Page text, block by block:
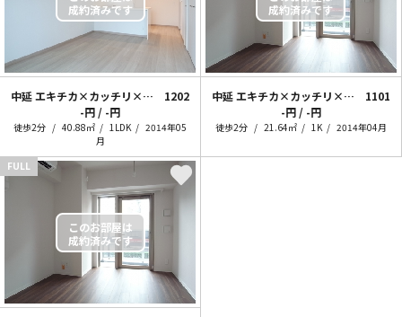
中延 エキチカ×カッチリ×キレイメ
1202
-円 / -円
徒歩2分 40.88㎡ 1LDK
2014年05
月
中延 エキチカ×カッチリ×キレイメ1K
1101
-円 / -円
徒歩2分 21.64㎡ 1K 2014年04月
FULL